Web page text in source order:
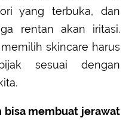
yang terbuka, dan
rentan akan iritasi.
skincare harus
sesuai dengan
bisa membuat jerawat